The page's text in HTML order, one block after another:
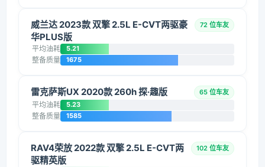
威兰达 2023款 双擎 2.5L E-CVT两驱豪
华PLUS版
72 位车友
平均油耗 5.21
整备质量 1675
雷克萨斯UX 2020款 260h 探·趣版 65 位车友
平均油耗 5.23
整备质量 1585
RAV4荣放 2022款 双擎 2.5L E-CVT两
驱精英版
102 位车友